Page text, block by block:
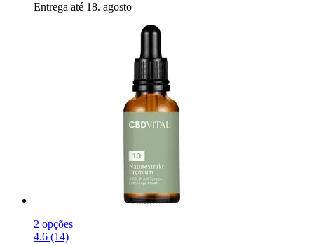
Entrega até 18. agosto
2 opções
4.6 (14)